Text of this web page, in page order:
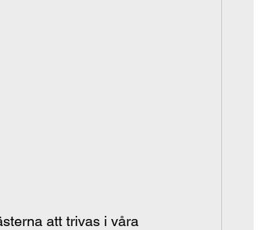
att trivas i våra